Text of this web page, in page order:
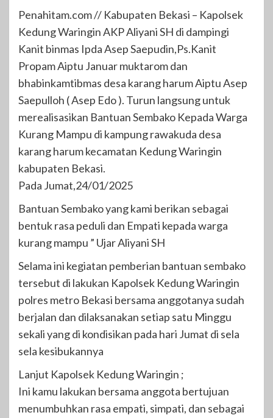
Penahitam.com // Kabupaten Bekasi – Kapolsek
Kedung Waringin AKP Aliyani SH di dampingi
Kanit binmas Ipda Asep Saepudin,Ps.Kanit
Propam Aiptu Januar muktarom dan
bhabinkamtibmas desa karang harum Aiptu Asep
Saepulloh ( Asep Edo ). Turun langsung untuk
merealisasikan Bantuan Sembako Kepada Warga
Kurang Mampu di kampung rawakuda desa
karang harum kecamatan Kedung Waringin
kabupaten Bekasi.
Pada Jumat,24/01/2025
Bantuan Sembako yang kami berikan sebagai
bentuk rasa peduli dan Empati kepada warga
kurang mampu ” Ujar Aliyani SH
Selama ini kegiatan pemberian bantuan sembako
tersebut di lakukan Kapolsek Kedung Waringin
polres metro Bekasi bersama anggotanya sudah
berjalan dan dilaksanakan setiap satu Minggu
sekali yang di kondisikan pada hari Jumat di sela
sela kesibukannya
Lanjut Kapolsek Kedung Waringin ;
Ini kamu lakukan bersama anggota bertujuan
menumbuhkan rasa empati, simpati, dan sebagai